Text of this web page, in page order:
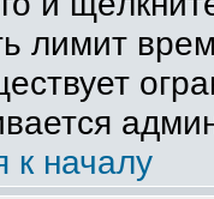
лимит
к началу